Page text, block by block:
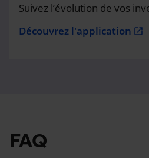
Suivez l’évolution de vos
Découvrez l'application open_in_new
FAQ